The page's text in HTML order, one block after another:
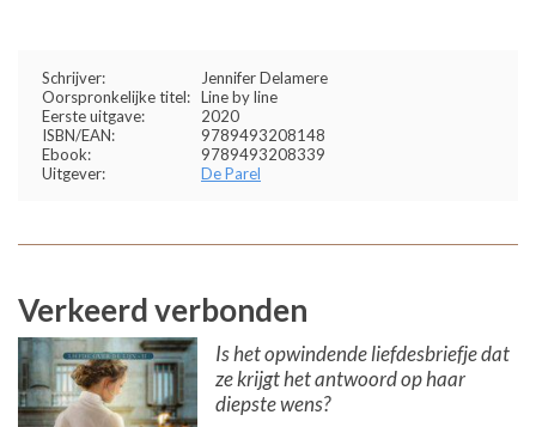
Schrijver:
Jennifer Delamere
Oorspronkelijke titel: Line by line
Eerste uitgave:
2020
ISBN/EAN:
9789493208148
Ebook:
9789493208339
Uitgever:
De Parel
Verkeerd verbonden
Is het opwindende liefdesbriefje dat
ze krijgt het antwoord op haar
diepste wens?